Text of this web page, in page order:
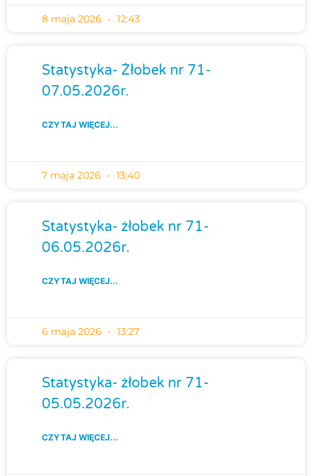
8 maja 2026 12:43
Statystyka- Żłobek nr 71-
07.05.2026r.
CZYTAJ WIĘCEJ...
7 maja 2026 13:40
Statystyka- żłobek nr 71-
06.05.2026r.
CZYTAJ WIĘCEJ...
6 maja 2026 13:27
Statystyka- żłobek nr 71-
05.05.2026r.
CZYTAJ WIĘCEJ...